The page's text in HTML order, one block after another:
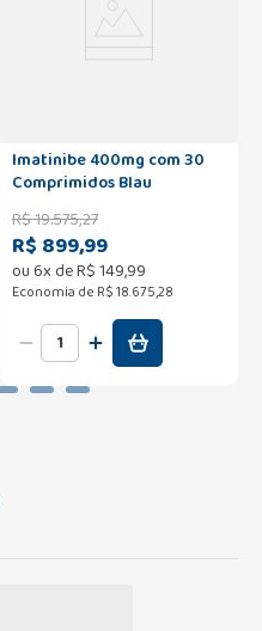
Imatinibe 400mg com 30
Comprimidos Blau
R$19.575,27
R$ 899,99
ou6x deR$149,99
Economia de R$ 18.675,28